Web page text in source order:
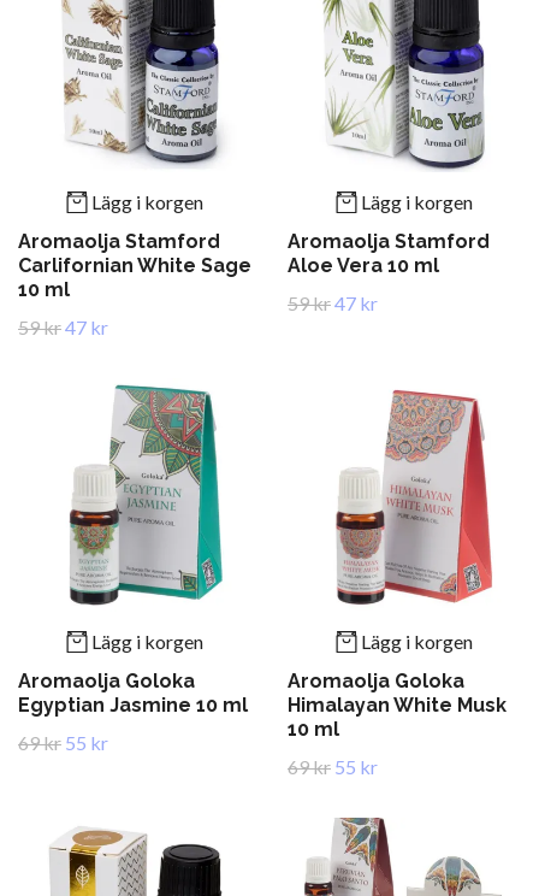
Lägg i korgen
Aromaolja Stamford
Carlifornian White Sage
10 ml
59 kr47 kr
Lägg i korgen
Aromaolja Stamford
Aloe Vera 10 ml
59 kr47 kr
Lägg i korgen
Aromaolja Goloka
Egyptian Jasmine 10 ml
69 kr 55 kr
Lägg i korgen
Aromaolja Goloka
Himalayan White Musk
10 ml
69 kr 55 kr